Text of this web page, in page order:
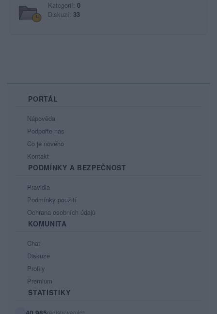
Kategorií: 0
Diskuzí: 33
PORTÁL
Nápověda
Podpořte nás
Co je nového
Kontakt
PODMÍNKY A BEZPEČNOST
Pravidla
Podmínky použití
Ochrana osobních údajů
KOMUNITA
Chat
Diskuze
Profily
Premium
STATISTIKY
registrovaných